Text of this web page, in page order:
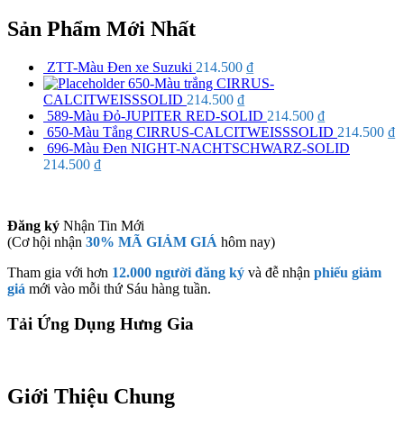
Sản Phẩm Mới Nhất
ZTT-Màu Đen xe Suzuki 214.500 ₫
650-Màu trắng CIRRUS-
CALCITWEISSSOLID 214.500 ₫
589-Màu Đỏ-JUPITER RED-SOLID 214.500 ₫
650-Màu Tắng CIRRUS-CALCITWEISSSOLID 214.500 ₫
696-Màu Đen NIGHT-NACHTSCHWARZ-SOLID
214.500 ₫
Đăng ký Nhận Tin Mới
(Cơ hội nhận 30% MÃ GIẢM GIÁ hôm nay)
Tham gia với hơn 12.000 người đăng ký và đễ nhận phiếu giảm
giá mới vào mỗi thứ Sáu hàng tuần.
Tải Ứng Dụng Hưng Gia
Giới Thiệu Chung